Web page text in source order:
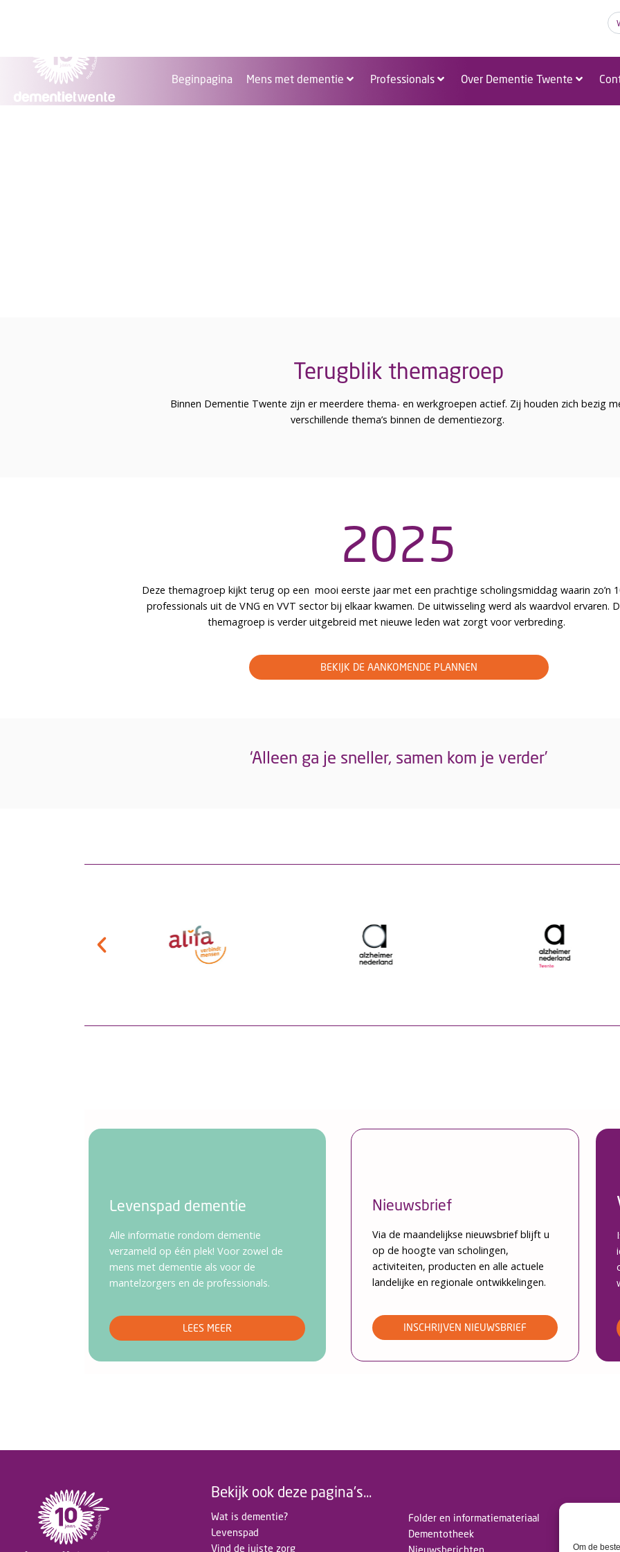
Om de
Beginpagina Mens met dementie Professionals Over Dementie Twente
Terugblik themagroep
Binnen Dementie Twente zijn er meerdere thema- en werkgroepen actief. Zij houden zich bezig
verschillende thema’s binnen de dementiezorg.
2025
Deze themagroep kijkt terug op een mooi eerste jaar met een prachtige scholingsmiddag waarin zo’n
professionals uit de VNG en VVT sector bij elkaar kwamen. De uitwisseling werd als waardvol ervaren.
themagroep is verder uitgebreid met nieuwe leden wat zorgt voor verbreding.
BEKIJK DE AANKOMENDE PLANNEN
‘Alleen ga je sneller, samen kom je verder’
Levenspad dementie
Alle informatie rondom dementie
verzameld op één plek! Voor zowel de
mens met dementie als voor de
mantelzorgers en de professionals.
LEES MEER
Nieuwsbrief
Via de maandelijkse nieuwsbrief blijft u
op de hoogte van scholingen,
activiteiten, producten en alle actuele
landelijke en regionale ontwikkelingen.
INSCHRIJVEN NIEUWSBRIEF
Bekijk ook deze pagina's...
Wat is dementie?
Levenspad
Vind de juiste zorg
Folder en informatiemateriaal
Dementotheek